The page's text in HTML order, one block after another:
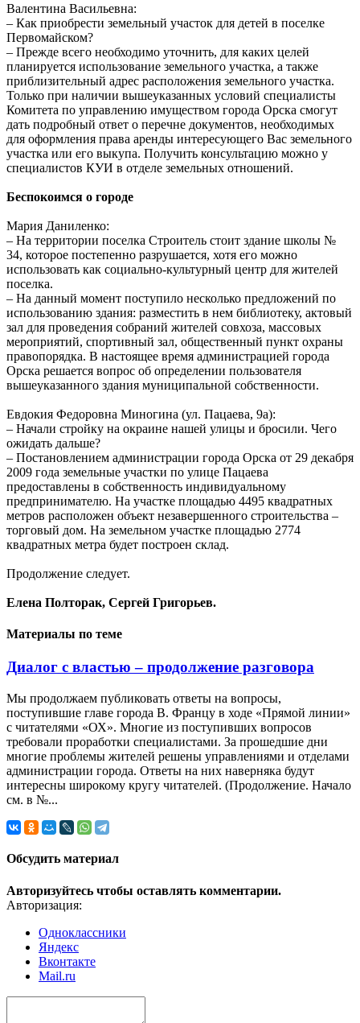
Валентина Васильевна:
– Как приобрести земельный участок для детей в поселке
Первомайском?
– Прежде всего необходимо уточнить, для каких целей
планируется использование земельного участка, а также
приблизительный адрес расположения земельного участка.
Только при наличии вышеуказанных условий специалисты
Комитета по управлению имуществом города Орска смогут
дать подробный ответ о перечне документов, необходимых
для оформления права аренды интересующего Вас земельного
участка или его выкупа. Получить консультацию можно у
специалистов КУИ в отделе земельных отношений.
Беспокоимся о городе
Мария Даниленко:
– На территории поселка Строитель стоит здание школы №
34, которое постепенно разрушается, хотя его можно
использовать как социально-культурный центр для жителей
поселка.
– На данный момент поступило несколько предложений по
использованию здания: разместить в нем библиотеку, актовый
зал для проведения собраний жителей совхоза, массовых
мероприятий, спортивный зал, общественный пункт охраны
правопорядка. В настоящее время администрацией города
Орска решается вопрос об определении пользователя
вышеуказанного здания муниципальной собственности.
Евдокия Федоровна Миногина (ул. Пацаева, 9а):
– Начали стройку на окраине нашей улицы и бросили. Чего
ожидать дальше?
– Постановлением администрации города Орска от 29 декабря
2009 года земельные участки по улице Пацаева
предоставлены в собственность индивидуальному
предпринимателю. На участке площадью 4495 квадратных
метров расположен объект незавершенного строительства –
торговый дом. На земельном участке площадью 2774
квадратных метра будет построен склад.
Продолжение следует.
Елена Полторак, Сергей Григорьев.
Материалы по теме
Диалог с властью – продолжение разговора
Мы продолжаем публиковать ответы на вопросы,
поступившие главе города В. Францу в ходе «Прямой линии»
с читателями «ОХ». Многие из поступивших вопросов
требовали проработки специалистами. За прошедшие дни
многие проблемы жителей решены управлениями и отделами
администрации города. Ответы на них наверняка будут
интересны широкому кругу читателей. (Продолжение. Начало
см. в №...
Обсудить материал
Авторизуйтесь чтобы оставлять комментарии.
Авторизация:
Одноклассники
Яндекс
Вконтакте
Mail.ru